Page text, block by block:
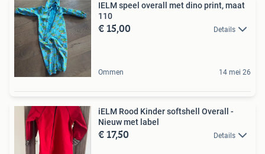
IELM speel overall met dino print, maat
110
€ 15,00 Details
Ommen 14 mei 26
iELM Rood Kinder softshell Overall -
Nieuw met label
€ 17,50 Details